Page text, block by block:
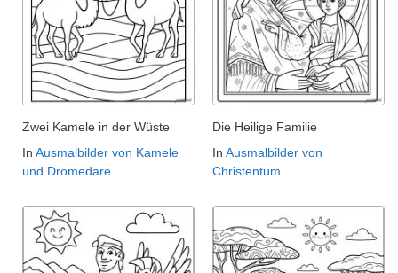
Zwei Kamele in der Wüste
In Ausmalbilder von Kamele
und Dromedare
Die Heilige Familie
In Ausmalbilder von
Christentum